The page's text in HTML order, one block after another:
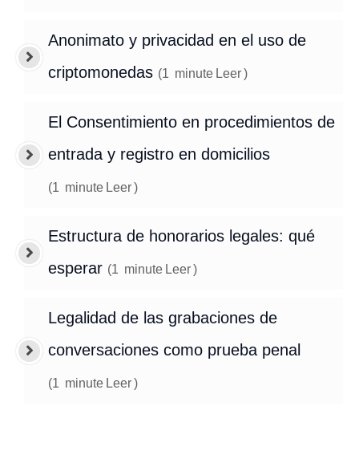
Anonimato y privacidad en el uso de
criptomonedas (1 minute Leer)
El Consentimiento en procedimientos de
entrada y registro en domicilios
(1 minute Leer)
Estructura de honorarios legales: qué
esperar (1 minute Leer)
Legalidad de las grabaciones de
conversaciones como prueba penal
(1 minute Leer)